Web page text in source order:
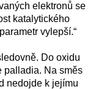
elektronů se
katalytického
vylepší.“
Do oxidu
palladia. Na směs
nedojde k jejímu